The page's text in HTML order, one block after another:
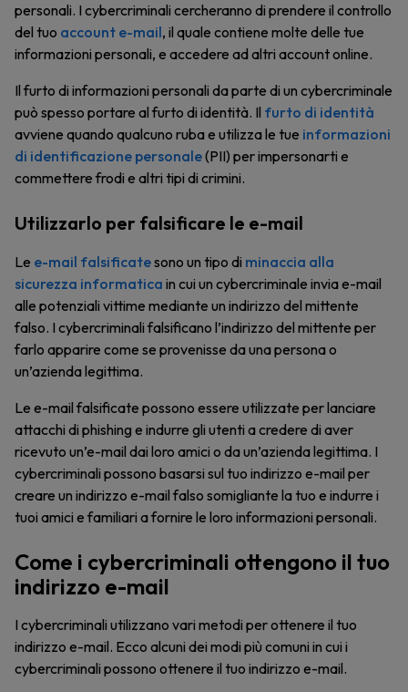
personali. I cybercriminali cercheranno di prendere il controllo
del tuo account e-mail, il quale contiene molte delle tue
informazioni personali, e accedere ad altri account online.
Il furto di informazioni personali da parte di un cybercriminale
può spesso portare al furto di identità. Il furto di identità
avviene quando qualcuno ruba e utilizza le tue informazioni
di identificazione personale(PII) per impersonarti e
commettere frodi e altri tipi di crimini.
Utilizzarlo per falsificare le e-mail
Le e-mail falsificatesono un tipo di minaccia alla
sicurezza informatica in cui un cybercriminale invia e-mail
alle potenziali vittime mediante un indirizzo del mittente
falso. I cybercriminali falsificano l’indirizzo del mittente per
farlo apparire come se provenisse da una persona o
un’azienda legittima.
Le e-mail falsificate possono essere utilizzate per lanciare
attacchi di phishing e indurre gli utenti a credere di aver
ricevuto un’e-mail dai loro amici o da un’azienda legittima. I
cybercriminali possono basarsi sul tuo indirizzo e-mail per
creare un indirizzo e-mail falso somigliante la tuo e indurre i
tuoi amici e familiari a fornire le loro informazioni personali.
Come i cybercriminali ottengono il tuo
indirizzo e-mail
I cybercriminali utilizzano vari metodi per ottenere il tuo
indirizzo e-mail. Ecco alcuni dei modi più comuni in cui i
cybercriminali possono ottenere il tuo indirizzo e-mail.